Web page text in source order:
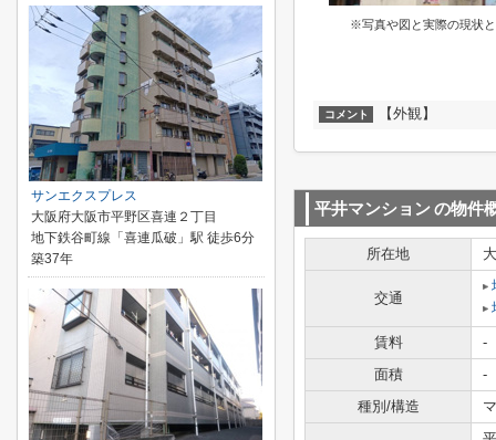
※写真や図と実際の現状
コメント 【外観】
平井マンションの物件
所在地
交通
賃料
-
面積
-
種別/構造
サンエクスプレス
大阪府大阪市平野区喜連２丁目
地下鉄谷町線「喜連瓜破」駅 徒歩6分
築37年